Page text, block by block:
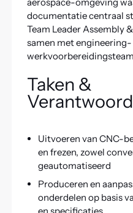
documentatie centraal
Team Leader Assembly
samen met engineering-
Taken &
Uitvoeren van CNC-
en frezen, zowel
geautomatiseerd
Produceren en
onderdelen op basis